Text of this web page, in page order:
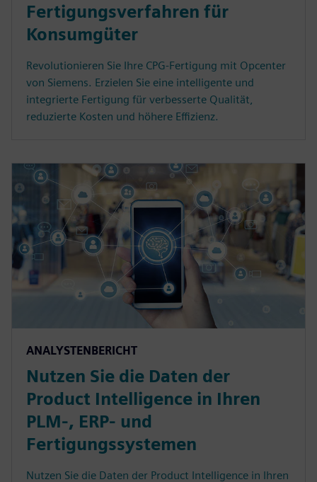
Fertigungsverfahren für
Konsumgüter
Revolutionieren Sie Ihre CPG-Fertigung mit Opcenter
von Siemens. Erzielen Sie eine intelligente und
integrierte Fertigung für verbesserte Qualität,
reduzierte Kosten und höhere Effizienz.
ANALYSTENBERICHT
Nutzen Sie die Daten der
Product Intelligence in Ihren
PLM-, ERP- und
Fertigungssystemen
Nutzen Sie die Daten der Product Intelligence in Ihren